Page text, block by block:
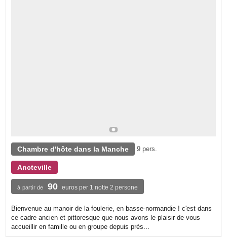
Chambre d'hôte dans la Manche 9 pers.
Ancteville
à partir de 90 euros per 1 notte 2 persone
Bienvenue au manoir de la foulerie, en basse-normandie ! c'est dans
ce cadre ancien et pittoresque que nous avons le plaisir de vous
accueillir en famille ou en groupe depuis près...